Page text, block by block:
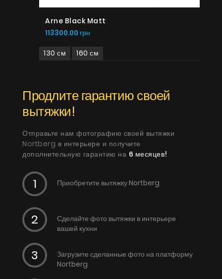
Arne Black Matt
113300.00 грн
130 см 160 см
Продлите гарантию своей
вытяжки!
Отправьте нам фотографию своей вытяжки
Nortberg в интерьере и получите
дополнительную гарантию на 6 месяцев!
Приобретите вытяжку Nortberg
Сделайте фото вытяжки в интерьере
вашей кухни
Загрузите сделанные фото на платформу
Nortberg